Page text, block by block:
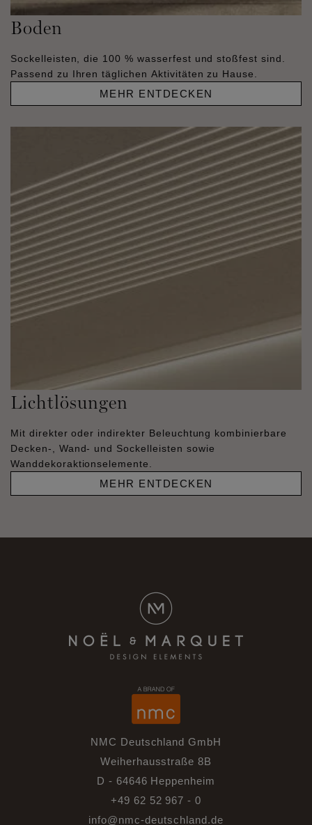
Boden
Sockelleisten, die 100 % wasserfest und stoßfest sind.
Passend zu Ihren täglichen Aktivitäten zu Hause.
MEHR ENTDECKEN
Lichtlösungen
Mit direkter oder indirekter Beleuchtung kombinierbare
Decken-, Wand- und Sockelleisten sowie
Wanddekoraktionselemente.
MEHR ENTDECKEN
NMC Deutschland GmbH
Weiherhausstraße 8B
D - 64646 Heppenheim
+49 62 52 967 - 0
info@nmc-deutschland.de